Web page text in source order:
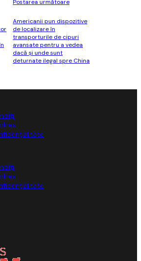
Postarea următoare
Americanii pun dispozitive
de localizare în
transporturile de cipuri
avansate pentru a vedea
dacă şi unde sunt
deturnate ilegal spre China